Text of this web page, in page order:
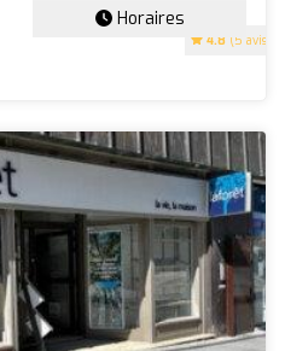
4.8 (5 avis)
Horaires